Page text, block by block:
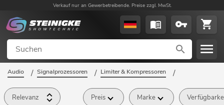
Verkauf nur an Gewerbetreibende. Preise zzgl. MwSt.
Audio / Signalprozessoren / Limiter & Kompressoren /
Relevanz Preis Marke